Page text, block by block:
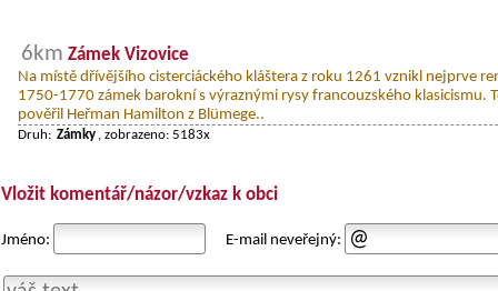
6km Zámek Vizovice
Na místě dřívějšího cisterciáckého kláštera z roku 1261 vznikl nejprve
1750-1770 zámek barokní s výraznými rysy francouzského klasicismu.
pověřil Heřman Hamilton z Blümege..
Druh: Zámky , zobrazeno: 5183x
Vložit komentář/názor/vzkaz k obci
Jméno: E-mail neveřejný: